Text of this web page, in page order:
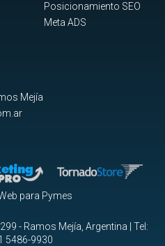
Posicionamiento SEO
Meta ADS
Mejía
para Pymes
- Ramos Mejía, Argentina | Tel:
5486-9930